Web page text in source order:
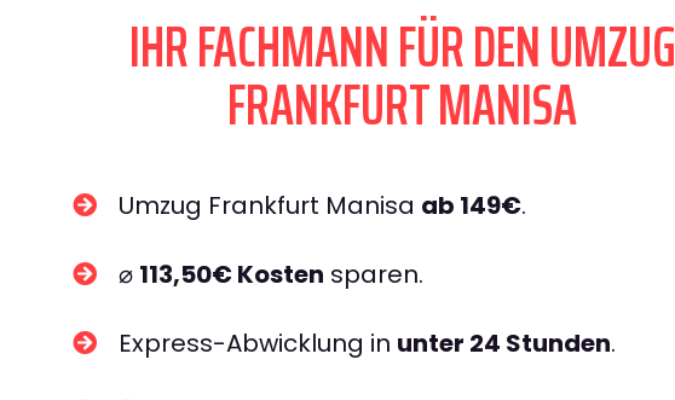
IHR FACHMANN FÜR DEN UMZUG
FRANKFURT MANISA
Umzug Frankfurt Manisa ab 149€.
⌀ 113,50€ Kosten sparen.
Express-Abwicklung in unter 24 Stunden.